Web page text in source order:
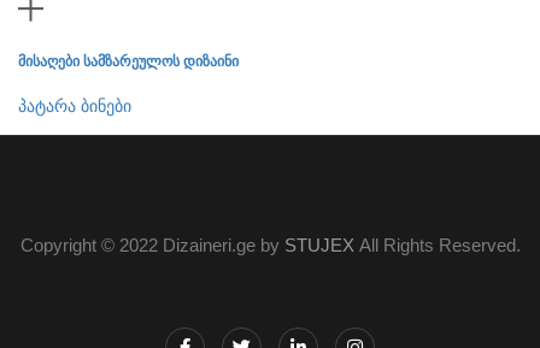
მისაღები სამზარეულოს დიზაინი
პატარა ბინები
Copyright © 2022 Dizaineri.ge by STUJEX All Rights Reserved.